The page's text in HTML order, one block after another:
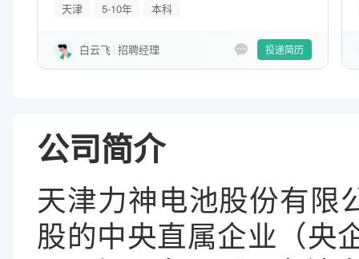
天津 5-10年 本科
白云飞 招聘经理 投递简历
公司简介
天津力神电池股份有限
股的中央直属企业（央